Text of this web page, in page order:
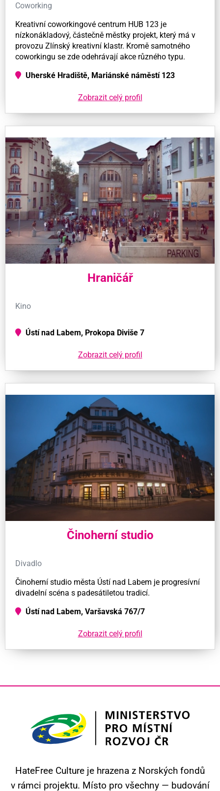
Coworking
Kreativní coworkingové centrum HUB 123 je
nízkonákladový, částečně městky projekt, který má v
provozu Zlínský kreativní klastr. Kromě samotného
coworkingu se zde odehrávají akce různého typu.
Uherské Hradiště, Mariánské náměstí 123
Zobrazit celý profil
Hraničář
Kino
Ústí nad Labem, Prokopa Diviše 7
Zobrazit celý profil
Činoherní studio
Divadlo
Činoherní studio města Ústí nad Labem je progresívní
divadelní scéna s padesátiletou tradicí.
Ústí nad Labem, Varšavská 767/7
Zobrazit celý profil
HateFree Culture je hrazena z Norských fondů
v rámci projektu. Místo pro všechny — budování